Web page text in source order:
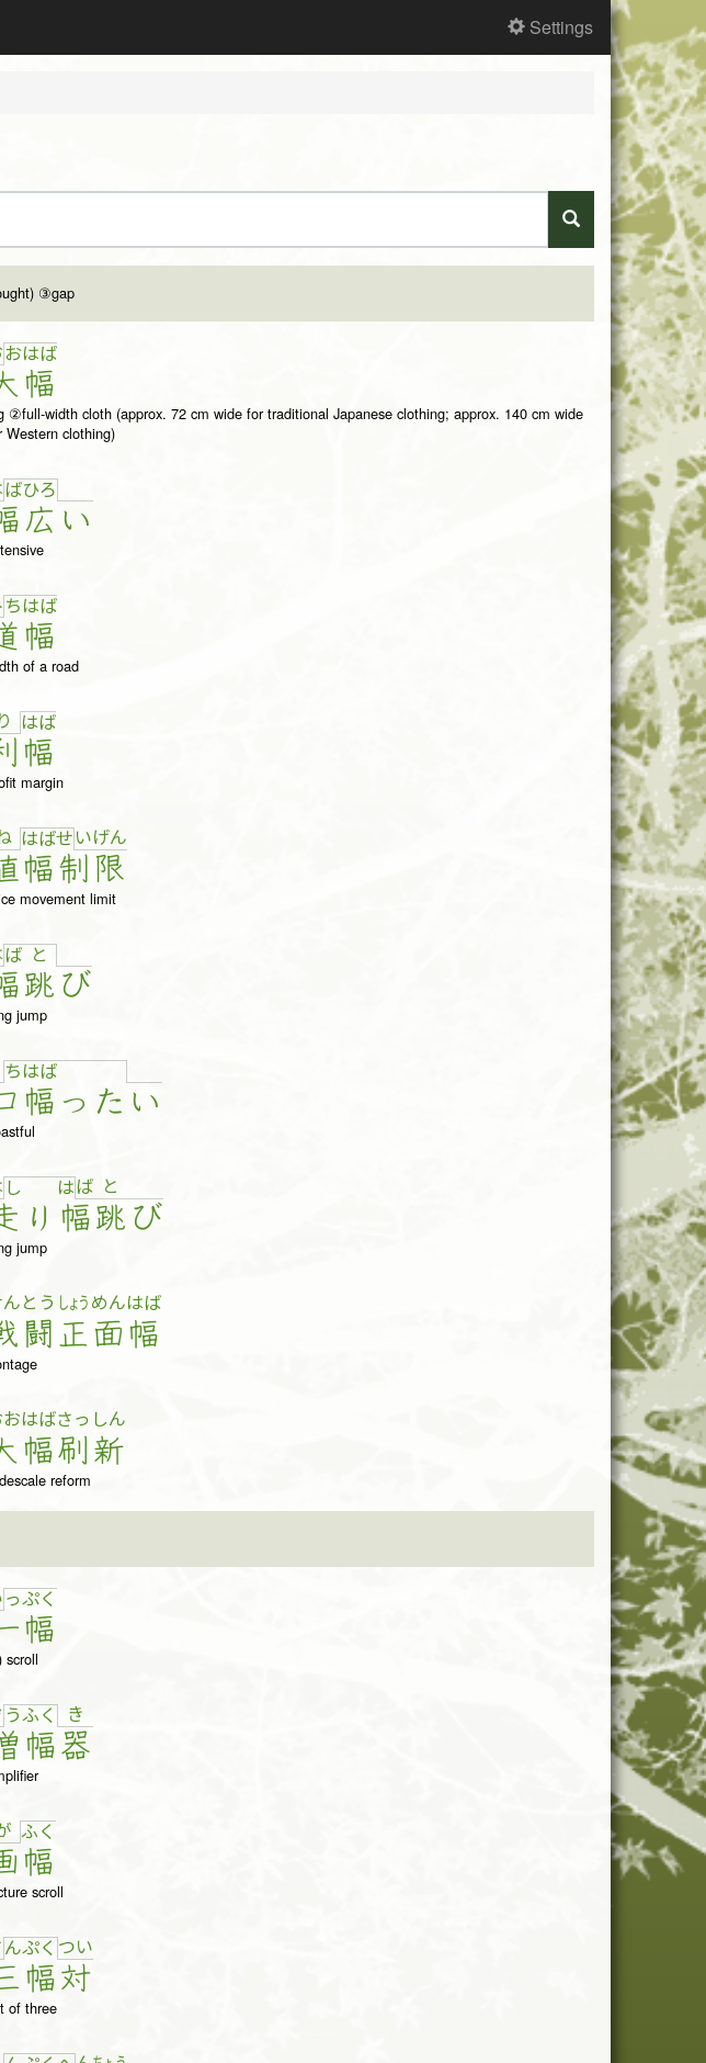
Settings
③gap
おはば
幅
②full-width cloth (approx. 72 cm wide for traditional Japanese clothing; approx. 140 cm wide
Western clothing)
ばひろ
広 い
ちはば
幅
of a road
はば
幅
margin
はば
幅
せ い
制
げん
限
movement limit
ば と
跳 び
jump
ちはば
幅 っ た い
し
り
はば
幅
と
跳 び
jump
とう
闘
しょう
正
めん
面
はば
幅
おはば
幅
さっ
刷
しん
新
reform
っぷく
幅
scroll
うふ く
幅
き
器
ふ く
幅
scroll
んぷく
幅
つい
対
of three